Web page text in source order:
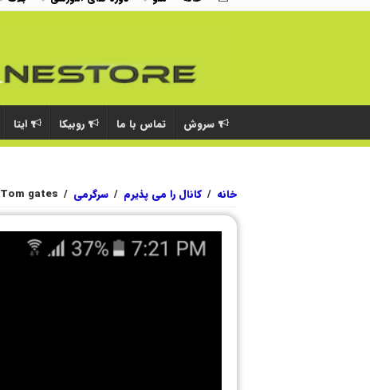
سروش تماس با ما روبیکا ایتا
خانه / کانال را می پذیرم / سرگرمی /
Tom gates